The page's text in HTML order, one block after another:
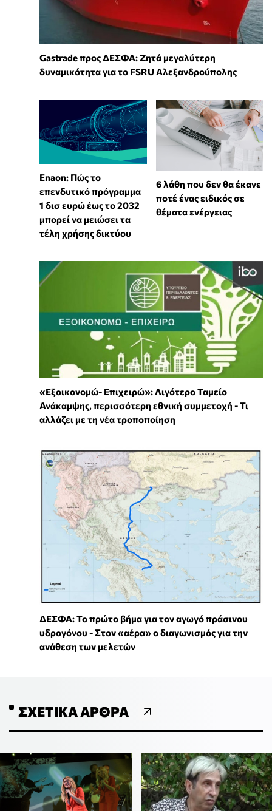
Gastrade προς ΔΕΣΦΑ: Ζητά μεγαλύτερη
δυναμικότητα για το FSRU Αλεξανδρούπολης
Enaon: Πώς το
επενδυτικό πρόγραμμα
1 δισ ευρώ έως το 2032
μπορεί να μειώσει τα
τέλη χρήσης δικτύου
6 λάθη που δεν θα έκανε
ποτέ ένας ειδικός σε
θέματα ενέργειας
«Εξοικονομώ- Επιχειρώ»: Λιγότερο Ταμείο
Ανάκαμψης, περισσότερη εθνική συμμετοχή - Τι
αλλάζει με τη νέα τροποποίηση
ΔΕΣΦΑ: Το πρώτο βήμα για τον αγωγό πράσινου
υδρογόνου - Στον «αέρα» ο διαγωνισμός για την
ανάθεση των μελετών
ΣΧΕΤΙΚΆ ΆΡΘΡΑ